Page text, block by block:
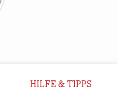
HILFE & TIPPS